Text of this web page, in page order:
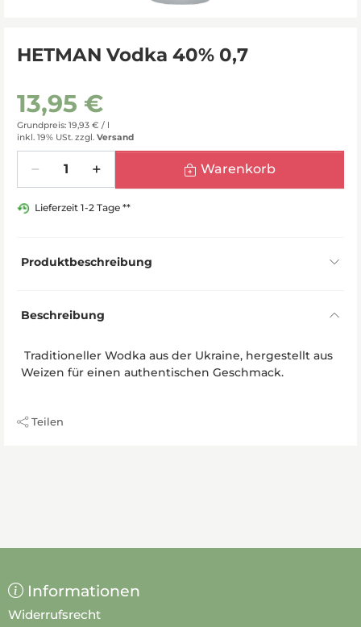
HETMAN Vodka 40% 0,7
13,95 €
Grundpreis: 19,93 € / l
inkl. 19% USt. zzgl. Versand
Warenkorb
Lieferzeit 1-2 Tage **
Produktbeschreibung
Beschreibung
Traditioneller Wodka aus der Ukraine, hergestellt aus
Weizen für einen authentischen Geschmack.
Teilen
Informationen
Widerrufsrecht